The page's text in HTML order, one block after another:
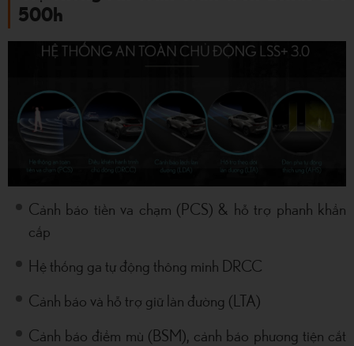
500h
Cảnh báo tiền va chạm (PCS) & hỗ trợ phanh khẩn
cấp
Hệ thống ga tự động thông minh DRCC
Cảnh báo và hỗ trợ giữ làn đường (LTA)
Cảnh báo điểm mù (BSM), cảnh báo phương tiện cắt